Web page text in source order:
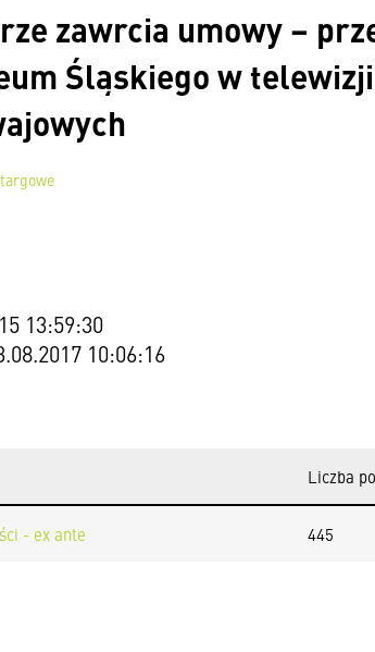
zawrcia umowy –
Śląskiego w
13:59:30
10:06:16
Liczba
- ex ante 445